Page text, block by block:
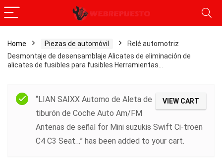
Home Piezas de automóvil
Relé automotriz
Desmontaje de desensamblaje Alicates de eliminación de
alicates de fusibles para fusibles Herramientas…
VIEW CART
“LIAN SAIXX Automo de Aleta de
tiburón de Coche Auto Am/FM
Antenas de señal for Mini suzukis Swift Ci-troen
C4 C3 Seat…” has been added to your cart.